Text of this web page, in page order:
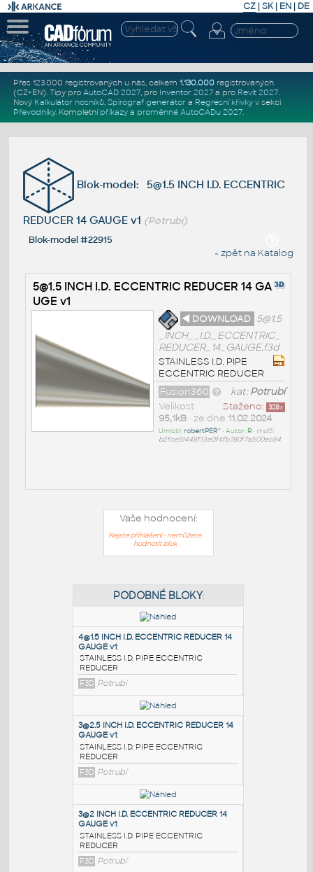
CZ | SK| EN | DE
Přes 123.000 registrovaných u nás, celkem 1.130.000registrovaných
(CZ+EN). Tipy pro AutoCAD 2027, pro Inventor 2027a pro Revit 2027.
Nový Kalkulátor nosníků, Spirograf generátor a Regresní křivkyv sekci
Převodníky. Kompletní příkazya proměnné AutoCADu 2027.
Blok-model: 5@1.5 INCH I.D. ECCENTRIC
REDUCER 14 GAUGE v1 (Potrubí)
Blok-model #22915
« zpět na Katalog
5@1.5 INCH I.D. ECCENTRIC REDUCER 14 GA
UGE v1
◄ DOWNLOAD 5@1.5
_INCH__I.D._ECCENTRIC_
REDUCER_14_GAUGE.f3d
STAINLESS I.D. PIPE
ECCENTRIC REDUCER
kat:Potrubí
Fusion360
Staženo: 328x
Velikost
95,1kB• ze dne 11.02.2024
Umístil:robertPER^ • Autor: R• md5:
b2fce51448f13e0f4fb780f7a500ec84
Vaše hodnocení:
Nejste přihlášeni - nemůžete
hodnotit blok
PODOBNÉ BLOKY
4@1.5 INCH I.D. ECCENTRIC REDUCER 14
GAUGE v1:
STAINLESS I.D. PIPE ECCENTRIC
REDUCER
F3D Potrubí
3@2.5 INCH I.D. ECCENTRIC REDUCER 14
GAUGE v1